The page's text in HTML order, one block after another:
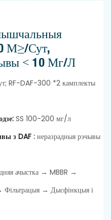
М³/сут,
< 10 Мг/л
RF-DAF-300 *2 камплекты
SS 100-200 мг/л
з DAF : неразрадныя рэчывы
ачыстка → MBBR →
→ Дысфінкцыя і